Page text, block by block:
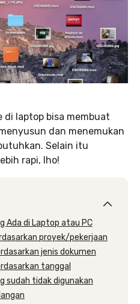
di laptop bisa membuat
dan menemukan
Selain itu
rapi, lho!
Ada di Laptop atau PC
proyek/pekerjaan
jenis dokumen
tanggal
sudah tidak digunakan